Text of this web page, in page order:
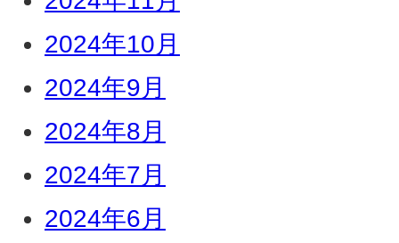
2024年10月
2024年9月
2024年8月
2024年7月
2024年6月